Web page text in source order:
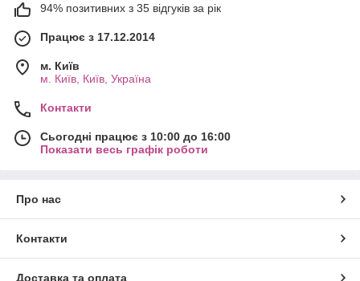
94% позитивних з 35 відгуків за рік
Працює з 17.12.2014
м. Київ
м. Київ, Київ, Україна
Контакти
Сьогодні працює з 10:00 до 16:00
Показати весь графік роботи
Про нас
Контакти
Доставка та оплата